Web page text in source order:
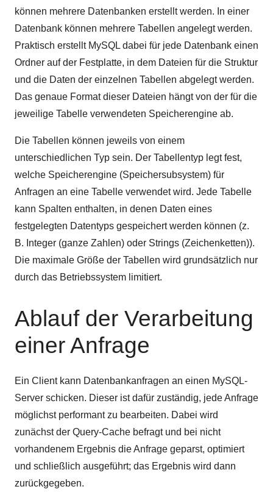
können mehrere Datenbanken erstellt werden. In einer
Datenbank können mehrere Tabellen angelegt werden.
Praktisch erstellt MySQL dabei für jede Datenbank einen
Ordner auf der Festplatte, in dem Dateien für die Struktur
und die Daten der einzelnen Tabellen abgelegt werden.
Das genaue Format dieser Dateien hängt von der für die
jeweilige Tabelle verwendeten Speicherengine ab.
Die Tabellen können jeweils von einem
unterschiedlichen Typ sein. Der Tabellentyp legt fest,
welche Speicherengine (Speichersubsystem) für
Anfragen an eine Tabelle verwendet wird. Jede Tabelle
kann Spalten enthalten, in denen Daten eines
festgelegten Datentyps gespeichert werden können (z.
B. Integer (ganze Zahlen) oder Strings (Zeichenketten)).
Die maximale Größe der Tabellen wird grundsätzlich nur
durch das Betriebssystem limitiert.
Ablauf der Verarbeitung
einer Anfrage
Ein Client kann Datenbankanfragen an einen MySQL-
Server schicken. Dieser ist dafür zuständig, jede Anfrage
möglichst performant zu bearbeiten. Dabei wird
zunächst der Query-Cache befragt und bei nicht
vorhandenem Ergebnis die Anfrage geparst, optimiert
und schließlich ausgeführt; das Ergebnis wird dann
zurückgegeben.